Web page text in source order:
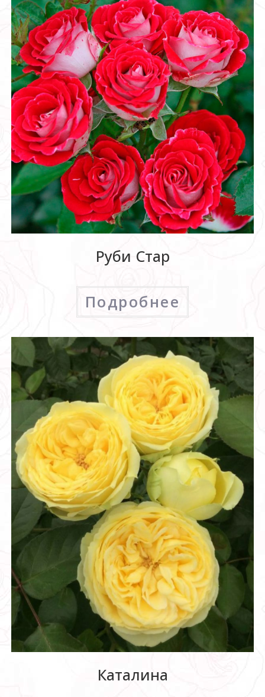
Руби Стар
Подробнее
Каталина